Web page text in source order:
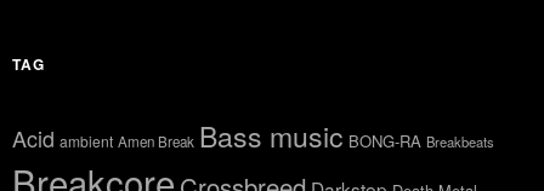
TAG
Acid ambient Amen Break Bass music BONG-RA Breakbeats